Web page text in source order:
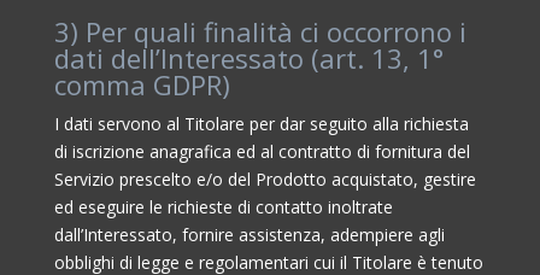
3) Per quali finalità ci occorrono i
dati dell’Interessato (art. 13, 1°
comma GDPR)
I dati servono al Titolare per dar seguito alla richiesta
di iscrizione anagrafica ed al contratto di fornitura del
Servizio prescelto e/o del Prodotto acquistato, gestire
ed eseguire le richieste di contatto inoltrate
dall’Interessato, fornire assistenza, adempiere agli
obblighi di legge e regolamentari cui il Titolare è tenuto